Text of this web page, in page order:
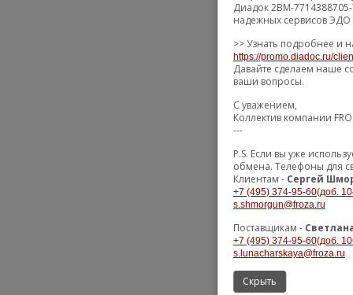
Диадок 2BM-
надежных сервисов ЭДО
>> Узнать подробнее и
https://promo.diadoc.ru/
Давайте сделаем наше
ваши вопросы.
С уважением,
Коллектив компании
---
P.S. Если вы уже
обмена. Телефоны для
Клиентам - Сергей
+7 (495) 374-95-60(доб.
s.shmorgun@froza.ru
Поставщикам -
+7 (495) 374-95-60(доб.
s.lunacharskaya@froza.ru
Скрыть